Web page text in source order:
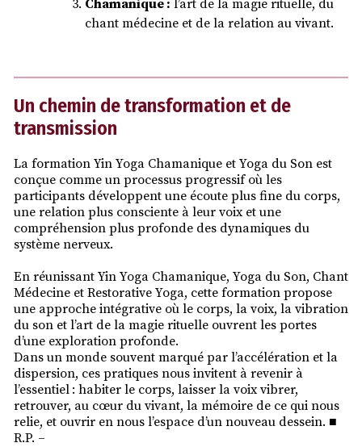
Chamanique : l’art de la magie rituelle, du
chant médecine et de la relation au vivant.
Un chemin de transformation et de
transmission
La formation Yin Yoga Chamanique et Yoga du Son est
conçue comme un processus progressif où les
participants développent une écoute plus fine du corps,
une relation plus consciente à leur voix et une
compréhension plus profonde des dynamiques du
système nerveux.
En réunissant Yin Yoga Chamanique, Yoga du Son, Chant
Médecine et Restorative Yoga, cette formation propose
une approche intégrative où le corps, la voix, la vibration
du son et l’art de la magie rituelle ouvrent les portes
d’une exploration profonde.
Dans un monde souvent marqué par l’accélération et la
dispersion, ces pratiques nous invitent à revenir à
l’essentiel : habiter le corps, laisser la voix vibrer,
retrouver, au cœur du vivant, la mémoire de ce qui nous
relie, et ouvrir en nous l’espace d’un nouveau dessein. ■
R.P. –